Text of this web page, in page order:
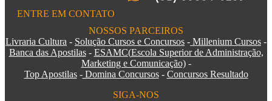
ENTRE EM CONTATO
NOSSOS PARCEIROS
Livraria Cultura - Solução Cursos e Concursos - Millenium Cursos -
Banca das Apostilas- ESAMC(Escola Superior de Administração,
Marketing e Comunicação)-
Top Apostilas-Domina Concursos- Concursos Resultado
SIGA-NOS